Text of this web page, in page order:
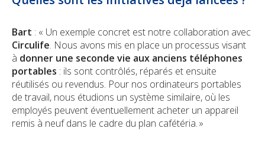
Bart : « Un exemple concret est notre collaboration avec
Circulife. Nous avons mis en place un processus visant
à donner une seconde vie aux anciens téléphones
portables : ils sont contrôlés, réparés et ensuite
réutilisés ou revendus. Pour nos ordinateurs portables
de travail, nous étudions un système similaire, où les
employés peuvent éventuellement acheter un appareil
remis à neuf dans le cadre du plan cafétéria. »